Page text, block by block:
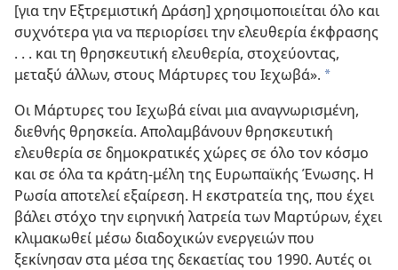
[για την Εξτρεμιστική Δράση] χρησιμοποιείται όλο και
συχνότερα για να περιορίσει την ελευθερία έκφρασης
. . . και τη θρησκευτική ελευθερία, στοχεύοντας,
μεταξύ άλλων, στους Μάρτυρες του Ιεχωβά». a
Οι Μάρτυρες του Ιεχωβά είναι μια αναγνωρισμένη,
διεθνής θρησκεία. Απολαμβάνουν θρησκευτική
ελευθερία σε δημοκρατικές χώρες σε όλο τον κόσμο
και σε όλα τα κράτη-μέλη της Ευρωπαϊκής Ένωσης. Η
Ρωσία αποτελεί εξαίρεση. Η εκστρατεία της, που έχει
βάλει στόχο την ειρηνική λατρεία των Μαρτύρων, έχει
κλιμακωθεί μέσω διαδοχικών ενεργειών που
ξεκίνησαν στα μέσα της δεκαετίας του 1990. Αυτές οι